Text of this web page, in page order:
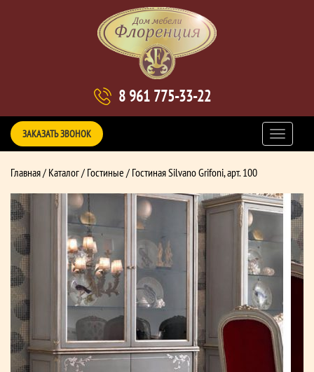
8 961 775-33-22
ЗАКАЗАТЬ ЗВОНОК
Главная/ Каталог/ Гостиные / Гостиная Silvano Grifoni, арт. 100